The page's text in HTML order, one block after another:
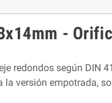
-
redondos según DIN
versión empotrada,